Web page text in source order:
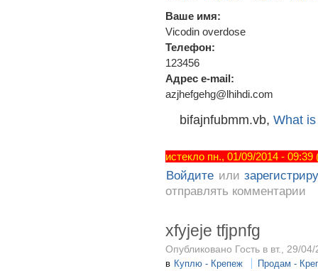
Ваше имя:
Vicodin overdose
Телефон:
123456
Адрес e-mail:
azjhefgehg@lhihdi.com
bifajnfubmm.vb, What
истекло пн., 01/09/2014 -
Войдите или
отправлять комментарии
xfyjeje tfjpnfg
Опубликовано Гость в вт., 29/
в Куплю - Крепеж
Продам -